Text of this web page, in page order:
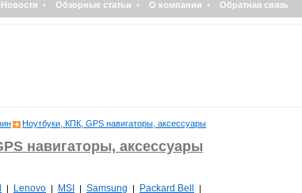
Новости • Обзорные статьи • О компании • Обратная связь
Ноутбуки, КПК, GPS навигаторы, аксессуары
навигаторы, аксессуары
| Lenovo | MSI | Samsung | Packard Bell |